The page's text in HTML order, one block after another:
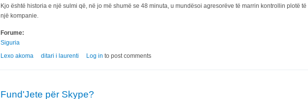
Kjo është historia e një sulmi që, në jo më shumë se 48 minuta, u mundësoi agresorëve të marrin kontrollin plotë
një kompanie.
Forume:
Siguria
Lexo akoma nga Notorious crooks broke into a company network in 48 minutes. Here’s how
ditari i laurenti Log in to post comments
Fund'Jete për Skype?